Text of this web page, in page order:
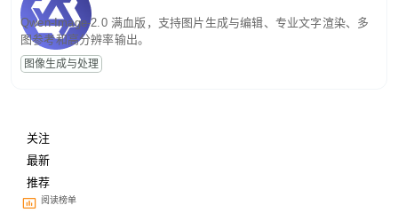
Qwen-Image-2.0 满血版，支持图片生成与编辑、专业文字渲染、多
图参考和高分辨率输出。
图像生成与处理
关注
最新
推荐
阅读榜单